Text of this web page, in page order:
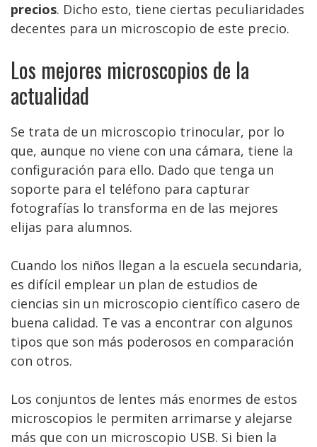
precios. Dicho esto, tiene ciertas peculiaridades
decentes para un microscopio de este precio.
Los mejores microscopios de la
actualidad
Se trata de un microscopio trinocular, por lo
que, aunque no viene con una cámara, tiene la
configuración para ello. Dado que tenga un
soporte para el teléfono para capturar
fotografías lo transforma en de las mejores
elijas para alumnos.
Cuando los niños llegan a la escuela secundaria,
es difícil emplear un plan de estudios de
ciencias sin un microscopio científico casero de
buena calidad. Te vas a encontrar con algunos
tipos que son más poderosos en comparación
con otros.
Los conjuntos de lentes más enormes de estos
microscopios le permiten arrimarse y alejarse
más que con un microscopio USB. Si bien la